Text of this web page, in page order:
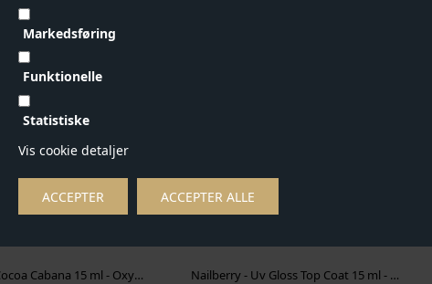
Markedsføring
Funktionelle
Statistiske
Vis cookie detaljer
Nailberry - Cocoa Cabana 15 ml - Oxygenated Creamy Light Taupe Nailberry - Uv Gloss Top Coat 15 ml - Transparent